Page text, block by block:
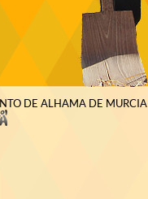
DE ALHAMA DE MURCIA